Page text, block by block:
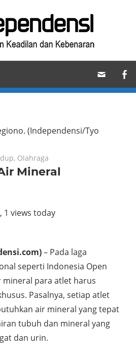
(Independensi/Tyo
, Olahraga
Mineral
, 1 views today
– Pada laga
seperti Indonesia Open
mineral para atlet harus
Pasalnya, setiap atlet
air mineral yang tepat
tubuh dan mineral yang
dan urin.